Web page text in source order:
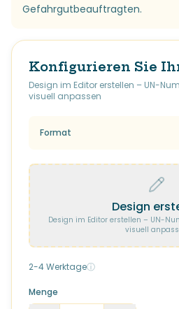
Gefahrgutbeauftragten.
Konfigurieren Sie
Design im Editor erstellen – UN-
visuell anpassen
Format
Design
Design im Editor erstellen – UN-
visuell
2-4 Werktageⓘ
Menge